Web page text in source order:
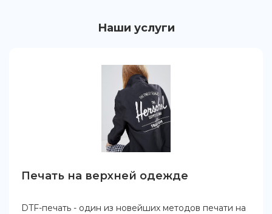
Наши услуги
Печать на верхней одежде
DTF-печать - один из новейших методов печати на